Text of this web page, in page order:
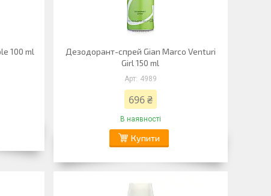
100 ml
Дезодорант-спрей Gian Marco Venturi
Girl 150 ml
4989
696 ₴
В наявності
Купити